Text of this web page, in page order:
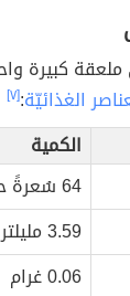
كبيرة
الغذائيّة:[٧]
الكمية
64 سُعرةً حراريةً
3.59 مليلترات
0.06 غرام